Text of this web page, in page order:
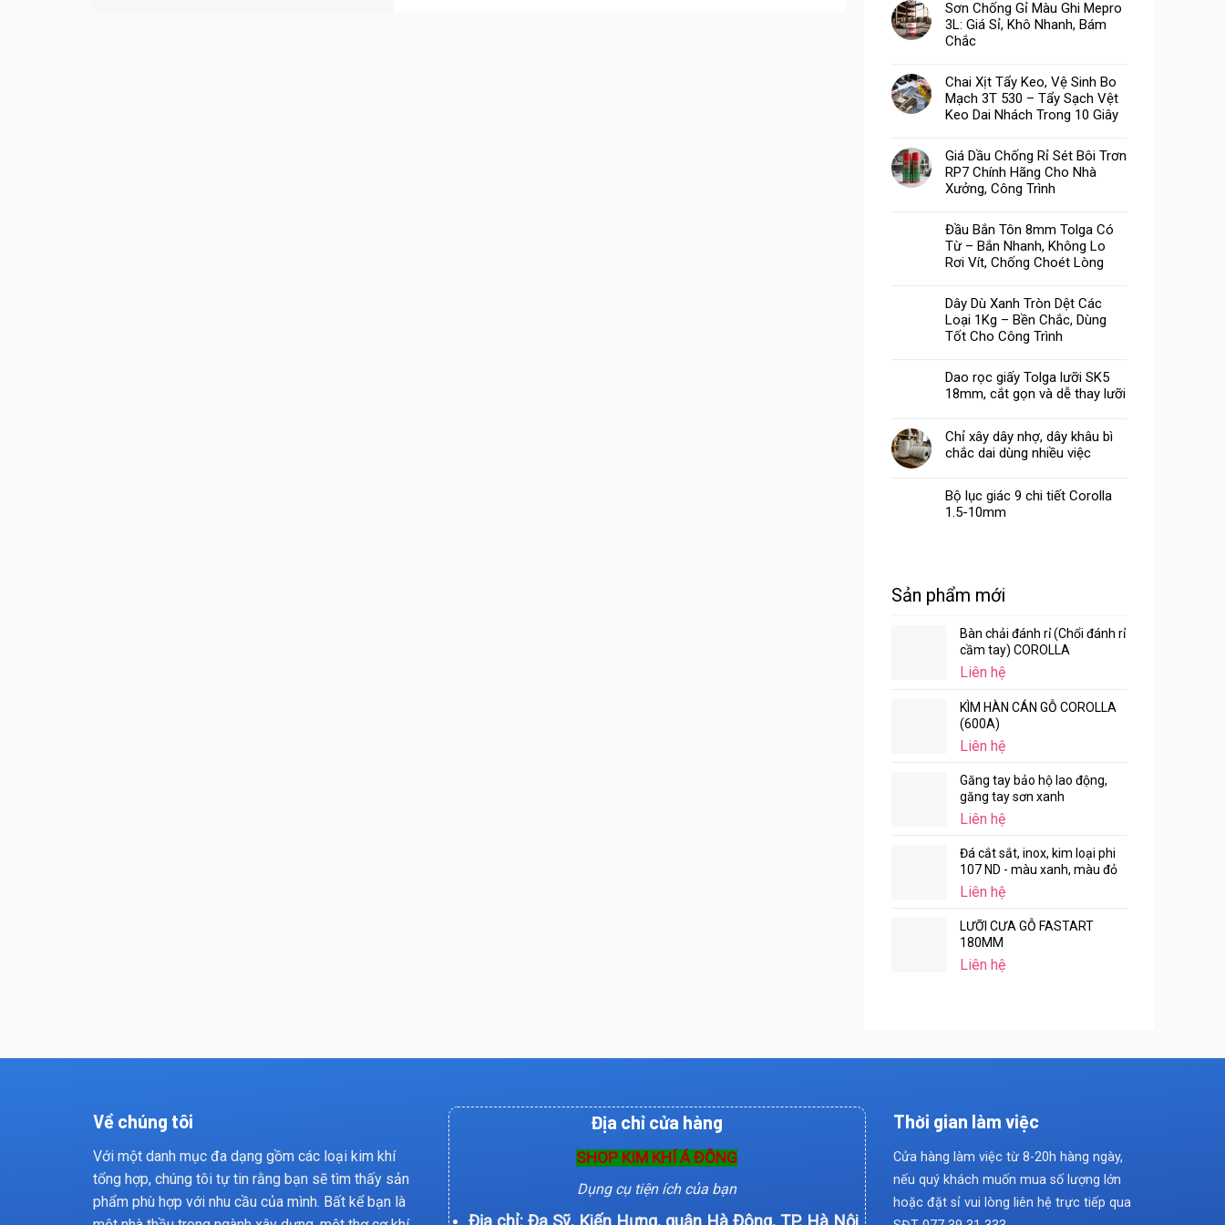
Sơn Chống Gỉ Màu Ghi Mepro
3L: Giá Sỉ, Khô Nhanh, Bám
Chắc
Chai Xịt Tẩy Keo, Vệ Sinh Bo
Mạch 3T 530 – Tẩy Sạch Vệt
Keo Dai Nhách Trong 10 Giây
Giá Dầu Chống Rỉ Sét Bôi Trơn
RP7 Chính Hãng Cho Nhà
Xưởng, Công Trình
Đầu Bắn Tôn 8mm Tolga Có
Từ – Bắn Nhanh, Không Lo
Rơi Vít, Chống Choét Lòng
Dây Dù Xanh Tròn Dệt Các
Loại 1Kg – Bền Chắc, Dùng
Tốt Cho Công Trình
Dao rọc giấy Tolga lưỡi SK5
18mm, cắt gọn và dễ thay lưỡi
Chỉ xây dây nhợ, dây khâu bì
chắc dai dùng nhiều việc
Bộ lục giác 9 chi tiết Corolla
1.5-10mm
Sản phẩm mới
Bàn chải đánh rỉ (Chổi đánh rỉ
cầm tay) COROLLA
Liên hệ
KÌM HÀN CÁN GỖ COROLLA
(600A)
Liên hệ
Găng tay bảo hộ lao động,
găng tay sơn xanh
Liên hệ
Đá cắt sắt, inox, kim loại phi
107 ND - màu xanh, màu đỏ
Liên hệ
LƯỠI CƯA GỖ FASTART
180MM
Liên hệ
Về chúng tôi
Với một danh mục đa dạng gồm các loại kim khí
tổng hợp, chúng tôi tự tin rằng bạn sẽ tìm thấy sản
phẩm phù hợp với nhu cầu của mình. Bất kể bạn là
Địa chỉ cửa hàng
SHOP KIM KHÍ Á ĐÔNG
Dụng cụ tiện ích của bạn
Địa chỉ: Đa Sỹ, Kiến Hưng, quận Hà Đông, TP. Hà Nội
Thời gian làm việc
Cửa hàng làm việc từ 8-20h hàng ngày,
nếu quý khách muốn mua số lượng lớn
hoặc đặt sỉ vui lòng liên hệ trực tiếp qua